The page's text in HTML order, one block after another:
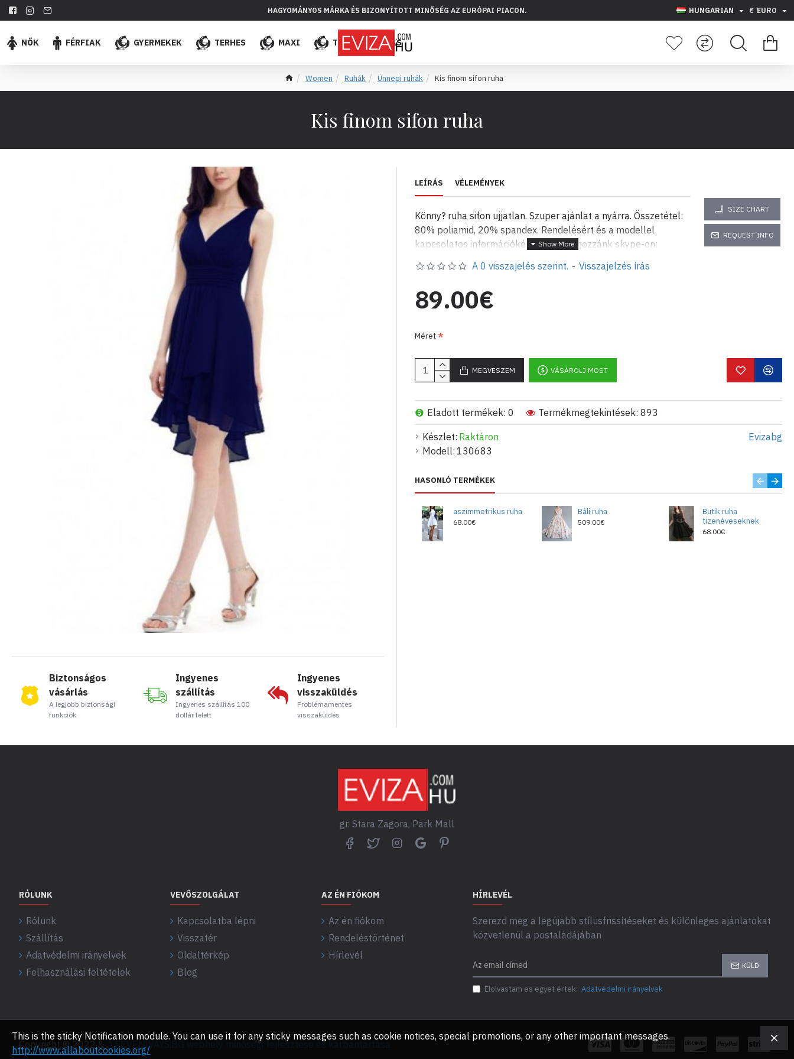
HAGYOMÁNYOS MÁRKA ÉS BIZONYÍTOTT MINŐSÉG AZ EURÓPAI PIACON. HUNGARIAN € EURO
NŐK FÉRFIAK GYERMEKEK TERHES MAXI TÖBB ELADÁS
Women Ruhák Ünnepi ruhák Kis finom sifon ruha
Kis finom sifon ruha
Biztonságos
vásárlás
A legjobb biztonsági
funkciók
Ingyenes
szállítás
Ingyenes szállítás 100
dollár felett
Ingyenes
visszaküldés
Problémamentes
visszaküldés
LEÍRÁS VÉLEMÉNYEK
Könny? ruha sifon ujjatlan. Szuper ajánlat a nyárra. Összetétel:
80% poliamid, 20% spandex. Rendelésért és a modellel
kapcsolatos információkért forduljon hozzánk skype-on:
SIZE CHART
REQUEST INFO
Készlet: Raktáron
Modell: 130683
Evizabg
Eladott termékek: 0 Termékmegtekintések: 893
A 0 visszajelés szerint. - Visszajelzés írás
89.00€
Méret
MEGVESZEM VÁSÁROLJ MOST
HASONLÓ TERMÉKEK
aszimmetrikus ruha
68.00€
Báli ruha
509.00€
Butik ruha
tizenéveseknek
68.00€
gr. Stara Zagora, Park Mall
RÓLUNK
Rólunk
Szállítás
Adatvédelmi irányelvek
Felhasználási feltételek
VEVŐSZOLGÁLAT
Kapcsolatba lépni
Visszatér
Oldaltérkép
Blog
AZ ÉN FIÓKOM
Az én fiókom
Rendeléstörténet
Hírlevél
HÍRLEVÉL
Szerezd meg a legújabb stílusfrissítéseket és különleges ajánlatokat
közvetlenül a postaládájában
KÜLD
Elolvastam es egyet értek: Adatvédelmi irányelvek
Copyright © 2022 & A SEVENWAYS.BG webhely minőségi fejlesztése és karbantartása
This is the sticky Notification module. You can use it for any sticky messages such as cookie notices, special promotions, or any other important messages.
http://www.allaboutcookies.org/